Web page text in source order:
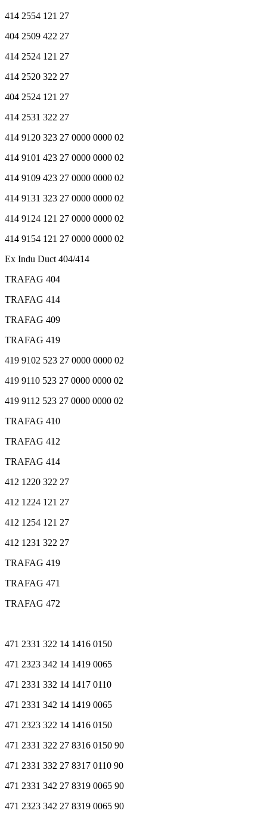
414 2554 121 27
404 2509 422 27
414 2524 121 27
414 2520 322 27
404 2524 121 27
414 2531 322 27
414 9120 323 27 0000 0000 02
414 9101 423 27 0000 0000 02
414 9109 423 27 0000 0000 02
414 9131 323 27 0000 0000 02
414 9124 121 27 0000 0000 02
414 9154 121 27 0000 0000 02
Ex Indu Duct 404/414
TRAFAG 404
TRAFAG 414
TRAFAG 409
TRAFAG 419
419 9102 523 27 0000 0000 02
419 9110 523 27 0000 0000 02
419 9112 523 27 0000 0000 02
TRAFAG 410
TRAFAG 412
TRAFAG 414
412 1220 322 27
412 1224 121 27
412 1254 121 27
412 1231 322 27
TRAFAG 419
TRAFAG 471
TRAFAG 472
471 2331 322 14 1416 0150
471 2323 342 14 1419 0065
471 2331 332 14 1417 0110
471 2331 342 14 1419 0065
471 2323 322 14 1416 0150
471 2331 322 27 8316 0150 90
471 2331 332 27 8317 0110 90
471 2331 342 27 8319 0065 90
471 2323 342 27 8319 0065 90